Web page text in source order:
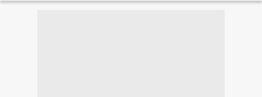
CONTINUER DANS LE STYLE PRIMITIF,...